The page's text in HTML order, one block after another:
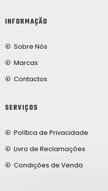
INFORMAÇÃO
Sobre Nós
Marcas
Contactos
SERVIÇOS
Política de Privacidade
Livro de Reclamações
Condições de Venda